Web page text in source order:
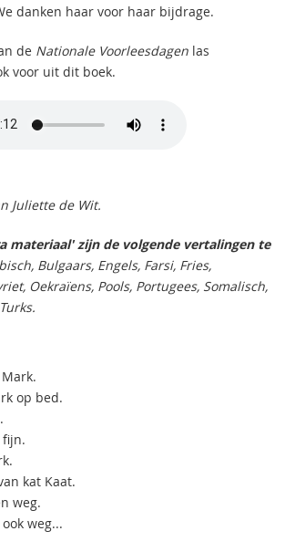
danken haar voor haar bijdrage.
de Nationale Voorleesdagen las
voor uit dit boek.
Juliette de Wit.
materiaal' zijn de volgende vertalingen te
Bulgaars, Engels, Farsi, Fries,
Oekraïens, Pools, Portugees, Somalisch,
op bed.
kat Kaat.
weg.
weg...